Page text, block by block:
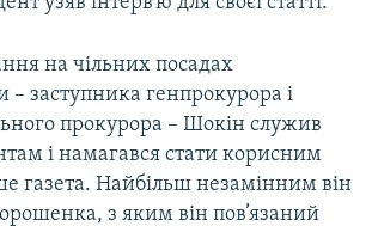
на чільних посадах
– заступника генпрокурора і
прокурора – Шокін служив
і намагався стати корисним
газета. Найбільш незамінним він
з яким він пов’язаний